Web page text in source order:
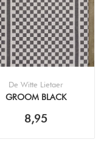
De Witte Lietaer
GROOM BLACK
8,95